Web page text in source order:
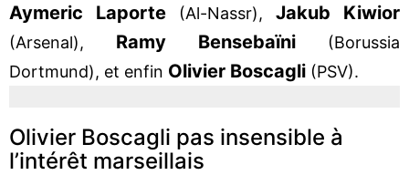
Aymeric Laporte (Al-Nassr), Jakub Kiwior
(Arsenal), Ramy Bensebaïni (Borussia
Dortmund), et enfin Olivier Boscagli (PSV).
Olivier Boscagli pas insensible à
l’intérêt marseillais